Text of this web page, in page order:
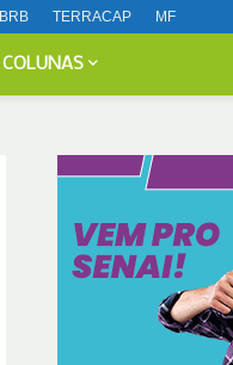
BRB TERRACAP MF
COLUNAS